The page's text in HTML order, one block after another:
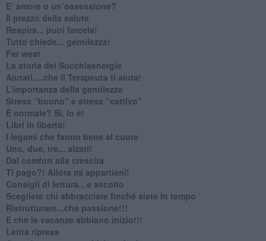
​E’ amore o un’ossessione?
​Il prezzo della salute
​Respira... puoi farcela!
​Tutto chiede... gentilezza!
​Far west
​La storia dei Succhiaenergie
​Aiutati….che il Terapeuta ti aiuta!
​L’importanza della gentilezza
​Stress “buono” e stress “cattivo”
​È normale? Sì, lo è!
​Libri in libertà!
​I legami che fanno bene al cuore
Uno, due, tre... alzati!​
​Dal comfort alla crescita
​Ti pago?! Allora mi appartieni!​
​Consigli di lettura…e ascolto
​Scegliete chi abbracciare finché siete in tempo
​Ristrutturare...che passione!!!
​E che le vacanze abbiano inizio!!!
​Lenta ripresa